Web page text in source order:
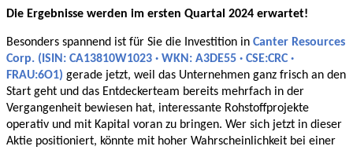
Die Ergebnisse werden im ersten Quartal 2024 erwartet!
Besonders spannend ist für Sie die Investition in Canter Resources
Corp. (ISIN: CA13810W1023 · WKN: A3DE55 · CSE:CRC ·
FRAU:6O1) gerade jetzt, weil das Unternehmen ganz frisch an den
Start geht und das Entdeckerteam bereits mehrfach in der
Vergangenheit bewiesen hat, interessante Rohstoffprojekte
operativ und mit Kapital voran zu bringen. Wer sich jetzt in dieser
Aktie positioniert, könnte mit hoher Wahrscheinlichkeit bei einer